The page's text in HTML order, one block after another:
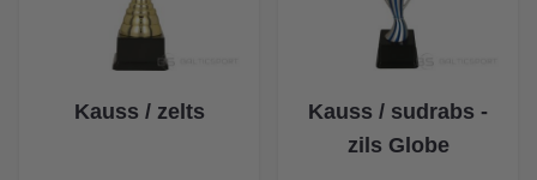
Kauss / zelts
Kauss / sudrabs -
zils Globe